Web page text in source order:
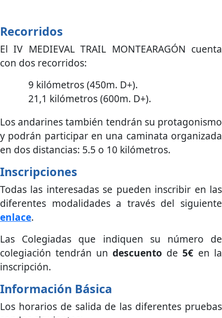
Recorridos
El IV MEDIEVAL TRAIL MONTEARAGÓN cuenta
con dos recorridos:
9 kilómetros (450m. D+).
21,1 kilómetros (600m. D+).
Los andarines también tendrán su protagonismo
y podrán participar en una caminata organizada
en dos distancias: 5.5 o 10 kilómetros.
Inscripciones
Todas las interesadas se pueden inscribir en las
diferentes modalidades a través del siguiente
enlace.
Las Colegiadas que indiquen su número de
colegiación tendrán un descuento de 5€ en la
inscripción.
Información Básica
Los horarios de salida de las diferentes pruebas